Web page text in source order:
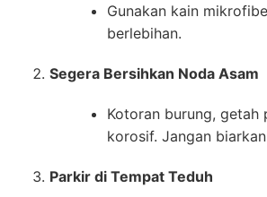
Gunakan kain
berlebihan.
Segera Bersihkan Noda Asam
Kotoran burung, getah
korosif. Jangan
Parkir di Tempat Teduh